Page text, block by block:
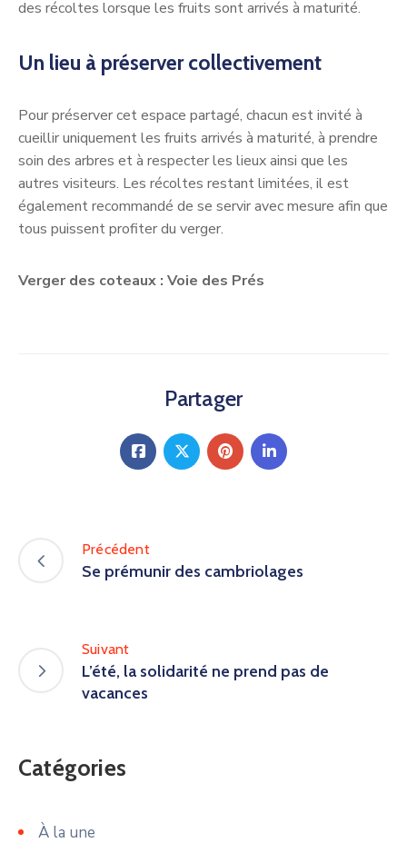
des récoltes lorsque les fruits sont arrivés à maturité.
Un lieu à préserver collectivement
Pour préserver cet espace partagé, chacun est invité à
cueillir uniquement les fruits arrivés à maturité, à prendre
soin des arbres et à respecter les lieux ainsi que les
autres visiteurs. Les récoltes restant limitées, il est
également recommandé de se servir avec mesure afin que
tous puissent profiter du verger.
Verger des coteaux : Voie des Prés
Partager
Précédent
Se prémunir des cambriolages
Suivant
L’été, la solidarité ne prend pas de
vacances
Catégories
À la une